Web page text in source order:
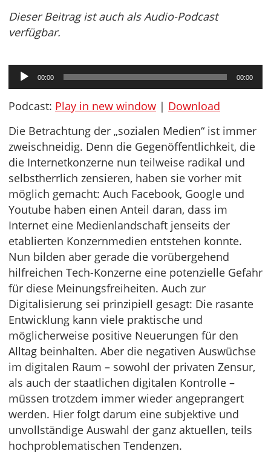
Dieser Beitrag ist auch als Audio-Podcast
verfügbar.
Audio-
Player
00:00 00:00
Podcast: Play in new window | Download
Die Betrachtung der „sozialen Medien“ ist immer
zweischneidig. Denn die Gegenöffentlichkeit, die
die Internetkonzerne nun teilweise radikal und
selbstherrlich zensieren, haben sie vorher mit
möglich gemacht: Auch Facebook, Google und
Youtube haben einen Anteil daran, dass im
Internet eine Medienlandschaft jenseits der
etablierten Konzernmedien entstehen konnte.
Nun bilden aber gerade die vorübergehend
hilfreichen Tech-Konzerne eine potenzielle Gefahr
für diese Meinungsfreiheiten. Auch zur
Digitalisierung sei prinzipiell gesagt: Die rasante
Entwicklung kann viele praktische und
möglicherweise positive Neuerungen für den
Alltag beinhalten. Aber die negativen Auswüchse
im digitalen Raum – sowohl der privaten Zensur,
als auch der staatlichen digitalen Kontrolle –
müssen trotzdem immer wieder angeprangert
werden. Hier folgt darum eine subjektive und
unvollständige Auswahl der ganz aktuellen, teils
hochproblematischen Tendenzen.